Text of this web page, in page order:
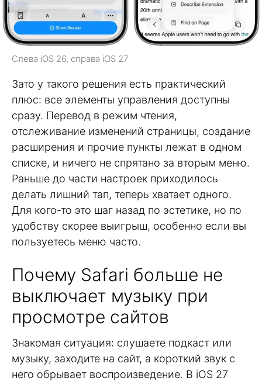
Слева iOS 26, справа iOS 27
Зато у такого решения есть практический
плюс: все элементы управления доступны
сразу. Перевод в режим чтения,
отслеживание изменений страницы, создание
расширения и прочие пункты лежат в одном
списке, и ничего не спрятано за вторым меню.
Раньше до части настроек приходилось
делать лишний тап, теперь хватает одного.
Для кого-то это шаг назад по эстетике, но по
удобству скорее выигрыш, особенно если вы
пользуетесь меню часто.
Почему Safari больше не
выключает музыку при
просмотре сайтов
Знакомая ситуация: слушаете подкаст или
музыку, заходите на сайт, а короткий звук с
него обрывает воспроизведение. В iOS 27